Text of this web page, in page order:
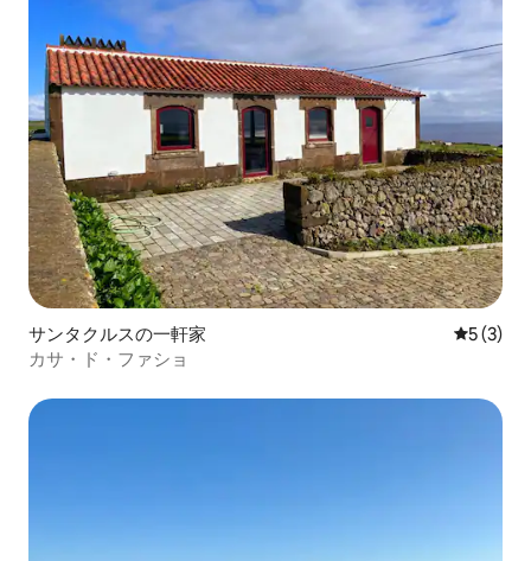
サンタクルスの一軒家 レビュー
5 (3)
カサ・ド・ファショ